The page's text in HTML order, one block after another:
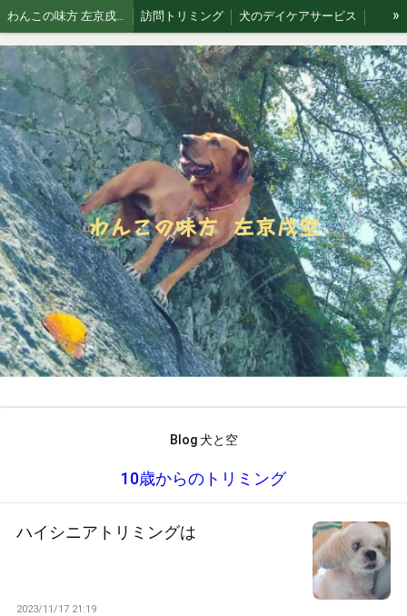
わんこの味方 左京戌空です。 訪問トリミング 犬のデイケアサービス
お散歩代行 犬猫 訪問シッティングサービス Blog 犬と空
»
わんこの味方 左京戌空
Blog 犬と空
10歳からのトリミング
ハイシニアトリミングは
2023/11/17 21:19